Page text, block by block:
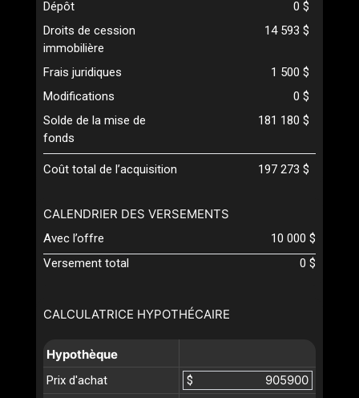
CALCULATRICE HYPOTHÉCAIRE
Hypothèque
Prix d'achat
$
Dépôt
0 $
Droits de cession
immobilière
14 593 $
Frais juridiques
1 500 $
Modifications
0 $
Solde de la mise de
fonds
181 180 $
Coût total de l’acquisition 197 273 $
CALENDRIER DES VERSEMENTS
Avec l’offre
10 000 $
Versement total
0 $